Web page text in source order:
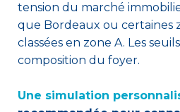
tension du marché
que Bordeaux ou certaines
classées en zone A. Les
composition du foyer.
Une simulation